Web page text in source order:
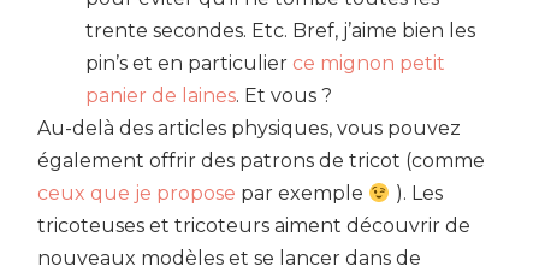
trente secondes. Etc. Bref, j’aime bien les
pin’s et en particulier ce mignon petit
panier de laines. Et vous ?
Au-delà des articles physiques, vous pouvez
également offrir des patrons de tricot (comme
ceux que je propose par exemple
). Les
tricoteuses et tricoteurs aiment découvrir de
nouveaux modèles et se lancer dans de